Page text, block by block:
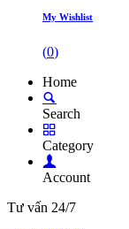
My Wishlist
(0)
Home
Search
Category
Account
Tư vấn 24/7